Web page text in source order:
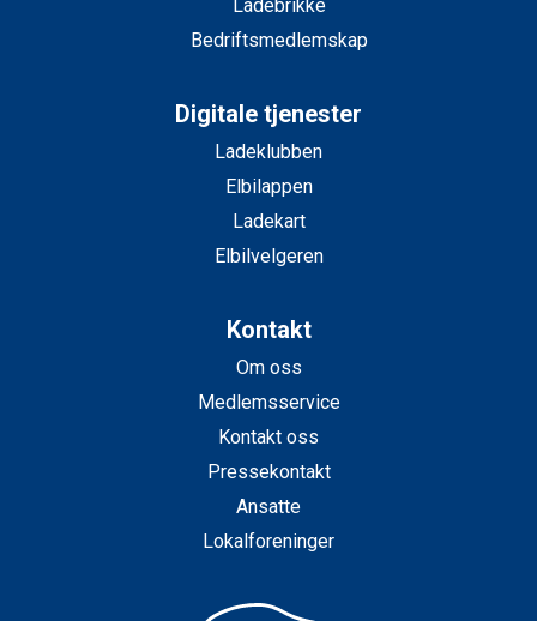
Ladebrikke
Bedriftsmedlemskap
Digitale tjenester
Ladeklubben
Elbilappen
Ladekart
Elbilvelgeren
Kontakt
Om oss
Medlemsservice
Kontakt oss
Pressekontakt
Ansatte
Lokalforeninger